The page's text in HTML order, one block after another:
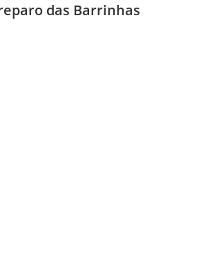
das Barrinhas